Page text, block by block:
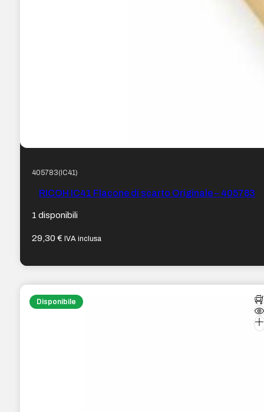
405783(IC41)
RICOH IC41 Flacone di scarto Originale – 405783
1 disponibili
29,30€ IVA inclusa
Disponibile